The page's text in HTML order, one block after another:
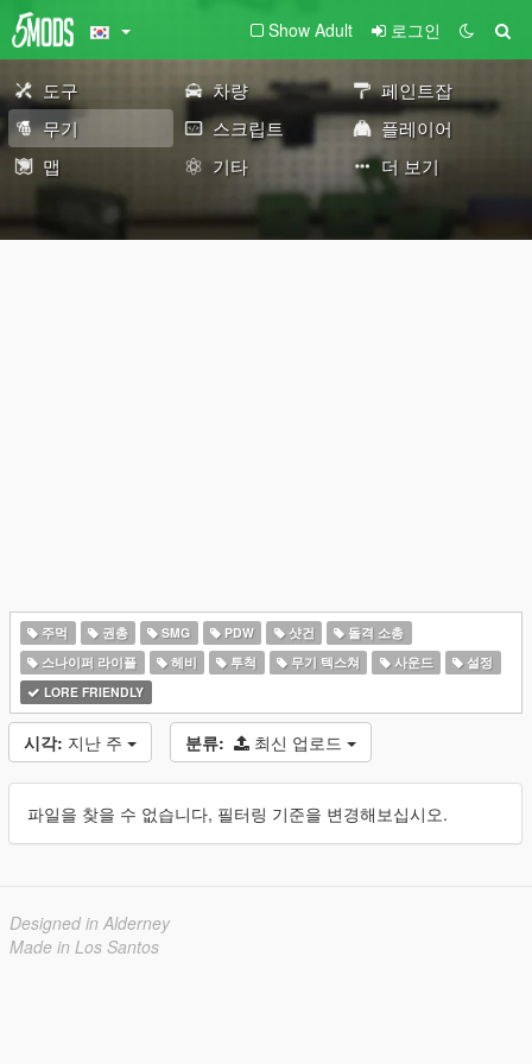
Show Adult 로그인
도구 차량
페인트잡
무기
스크립트
플레이어
맵
기타 더 보기
주먹 권총 SMG PDW 샷건
돌격 소총
스나이퍼 라이플
헤비 투척 무기 텍스쳐 사운드
설정
LORE FRIENDLY
시각: 지난 주 분류: 최신 업로드
파일을 찾을 수 없습니다, 필터링 기준을 변경해보십시오.
Designed in Alderney
Made in Los Santos